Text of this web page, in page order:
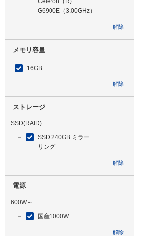
G6900E（3.00GHz）
解除
メモリ容量
16GB
解除
ストレージ
SSD(RAID)
SSD 240GB ミラー
リング
解除
電源
600W～
国産1000W
解除